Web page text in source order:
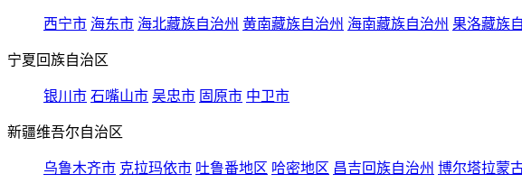
西宁市 海东市 海北藏族自治州 黄南藏族自治州 海南藏族自治州 果洛藏族
宁夏回族自治区
银川市 石嘴山市 吴忠市 固原市 中卫市
新疆维吾尔自治区
乌鲁木齐市 克拉玛依市 吐鲁番地区 哈密地区 昌吉回族自治州 博尔塔拉蒙